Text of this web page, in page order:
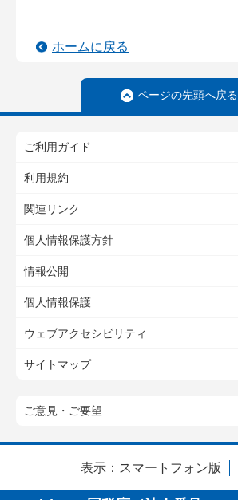
ホームに戻る
ページの先頭へ戻る
ご利用ガイド
利用規約
関連リンク
個人情報保護方針
情報公開
個人情報保護
ウェブアクセシビリティ
サイトマップ
ご意見・ご要望
表示： スマートフォン版